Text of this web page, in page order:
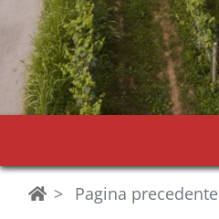
Pagina precedente